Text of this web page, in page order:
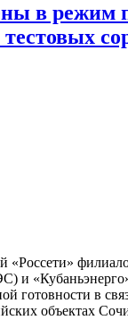
в режим
«Россети»
и
готовности в
объектах